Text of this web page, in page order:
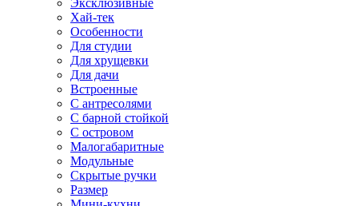
Эксклюзивные
Хай-тек
Особенности
Для студии
Для хрущевки
Для дачи
Встроенные
С антресолями
С барной стойкой
С островом
Малогабаритные
Модульные
Скрытые ручки
Размер